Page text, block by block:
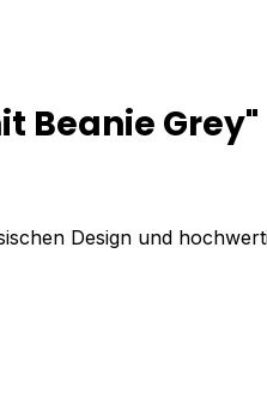
Beanie Grey"
Design und